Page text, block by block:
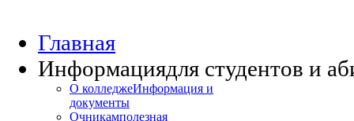
Главная
Информациядля студентов и
О колледжеИнформация и
документы
Очникамполезная